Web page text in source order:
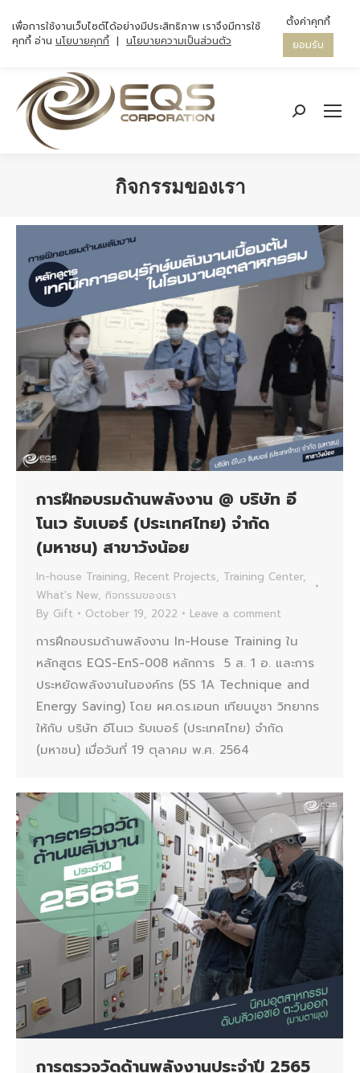
Search:
กิจกรรมของเรา
การฝึกอบรมด้านพลังงาน @ บริษัท อี
โนเว รับเบอร์ (ประเทศไทย) จำกัด
(มหาชน) สาขาวังน้อย
In-house Training, Recent Projects, Training Center,
What's New, กิจกรรมของเรา
By Gift October 19, 2022 Leave a comment
การฝึกอบรมด้านพลังงาน In-House Training ใน
หลักสูตร EQS-EnS-008 หลักการ 5 ส. 1 อ. และการ
ประหยัดพลังงานในองค์กร (5S 1A Technique and
Energy Saving) โดย ผศ.ดร.เอนก เทียนบูชา วิทยากร
ให้กับ บริษัท อีโนเว รับเบอร์ (ประเทศไทย) จำกัด
(มหาชน) เมื่อวันที่ 19 ตุลาคม พ.ศ. 2564
การตรวจวัดด้านพลังงานประจำปี 2565
เพื่อการใช้งานเว็บไซต์ได้อย่างมีประสิทธิภาพ เราจึงมีการใช้
คุกกี้ อ่าน นโยบายคุกกี้ | นโยบายความเป็นส่วนตัว
ตั้งค่าคุกกี้
ยอมรับ